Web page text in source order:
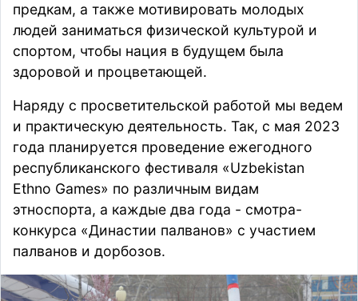
предкам, а также мотивировать молодых
людей заниматься физической культурой и
спортом, чтобы нация в будущем была
здоровой и процветающей.
Наряду с просветительской работой мы ведем
и практическую деятельность. Так, с мая 2023
года планируется проведение ежегодного
республиканского фестиваля «Uzbekistan
Ethno Games» по различным видам
этноспорта, а каждые два года - смотра-
конкурса «Династии палванов» с участием
палванов и дорбозов.